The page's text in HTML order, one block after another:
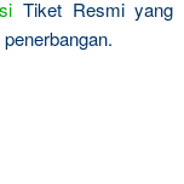
Tiket Resmi yang